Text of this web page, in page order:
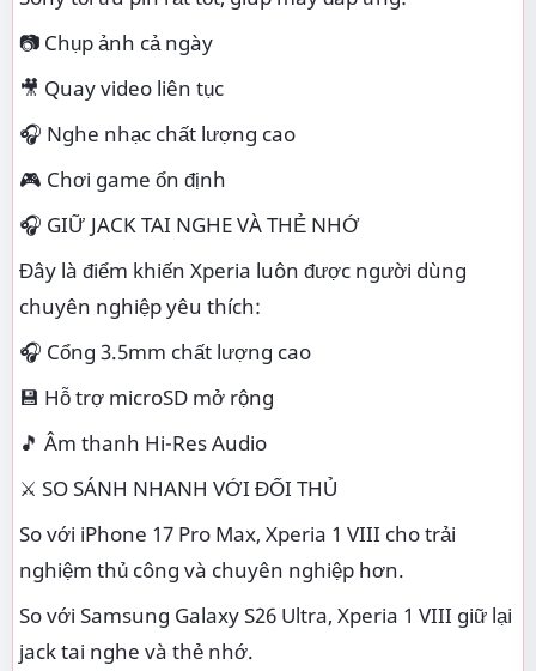
📷 Chụp ảnh cả ngày
🎥 Quay video liên tục
🎧 Nghe nhạc chất lượng cao
🎮 Chơi game ổn định
🎧 GIỮ JACK TAI NGHE VÀ THẺ NHỚ
Đây là điểm khiến Xperia luôn được người dùng
chuyên nghiệp yêu thích:
🎧 Cổng 3.5mm chất lượng cao
💾 Hỗ trợ microSD mở rộng
🎵 Âm thanh Hi-Res Audio
⚔️ SO SÁNH NHANH VỚI ĐỐI THỦ
So với iPhone 17 Pro Max, Xperia 1 VIII cho trải
nghiệm thủ công và chuyên nghiệp hơn.
So với Samsung Galaxy S26 Ultra, Xperia 1 VIII giữ lại
jack tai nghe và thẻ nhớ.